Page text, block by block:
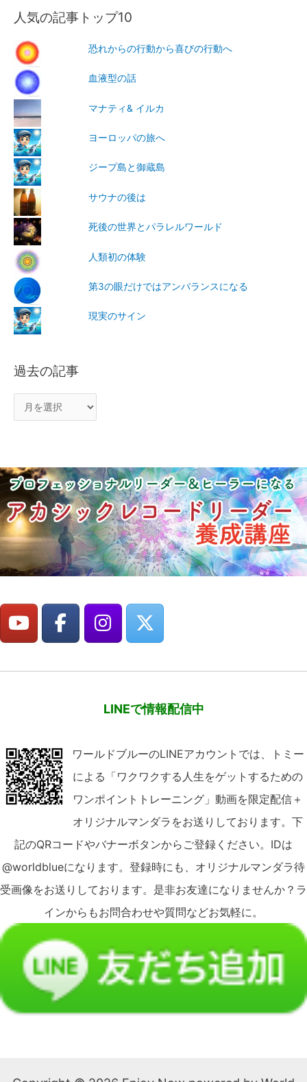
人気の記事トップ10
恐れからの行動から喜びの行動へ
血液型の話
マナティ& イルカ
ヨーロッパの旅へ
ジープ島と御蔵島
サウナの後は
死後の世界とパラレルワールド
人類初の体験
第3の眼だけではアンバランスになる
現実のサイン
過去の記事
LINEで情報配信中
ワールドブルーのLINEアカウントでは、トミー
による「ワクワクする人生をゲットするための
ワンポイントトレーニング」動画を限定配信＋
オリジナルマンダラをお送りしております。下
記のQRコードやバナーボタンからご登録ください。IDは
@worldblueになります。登録時にも、オリジナルマンダラ待
受画像をお送りしております。是非お友達になりませんか？ラ
インからもお問合わせや質問などお気軽に。